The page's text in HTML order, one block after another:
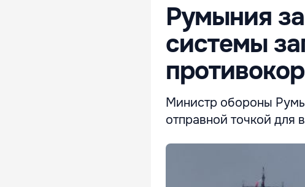
Румыния
системы
Министр обороны
отправной точкой для